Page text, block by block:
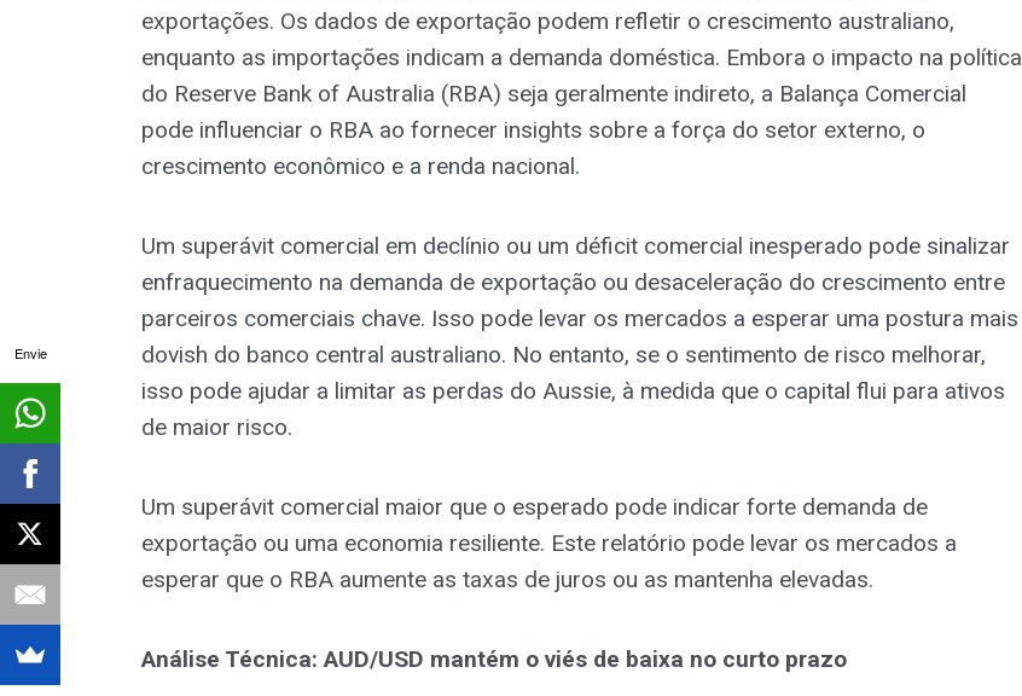
exportações. Os dados de exportação podem refletir o crescimento australiano,
enquanto as importações indicam a demanda doméstica. Embora o impacto na política
do Reserve Bank of Australia (RBA) seja geralmente indireto, a Balança Comercial
pode influenciar o RBA ao fornecer insights sobre a força do setor externo, o
crescimento econômico e a renda nacional.
Um superávit comercial em declínio ou um déficit comercial inesperado pode sinalizar
enfraquecimento na demanda de exportação ou desaceleração do crescimento entre
parceiros comerciais chave. Isso pode levar os mercados a esperar uma postura mais
dovish do banco central australiano. No entanto, se o sentimento de risco melhorar,
isso pode ajudar a limitar as perdas do Aussie, à medida que o capital flui para ativos
de maior risco.
Um superávit comercial maior que o esperado pode indicar forte demanda de
exportação ou uma economia resiliente. Este relatório pode levar os mercados a
esperar que o RBA aumente as taxas de juros ou as mantenha elevadas.
Análise Técnica: AUD/USD mantém o viés de baixa no curto prazo
Envie